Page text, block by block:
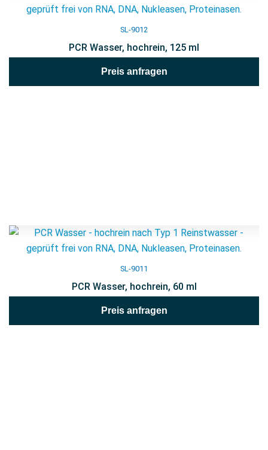
SL-9012
PCR Wasser, hochrein, 125 ml
Preis anfragen
SL-9011
PCR Wasser, hochrein, 60 ml
Preis anfragen